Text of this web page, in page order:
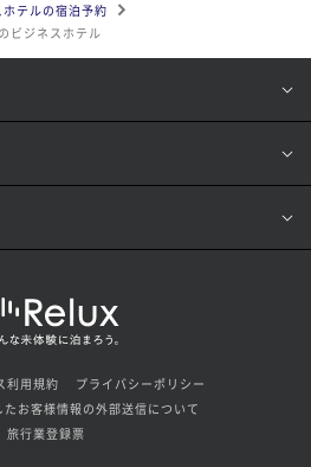
ホテルの宿泊予約
ビジネスホテル
利用規約
プライバシーポリシー
お客様情報の外部送信について
旅行業登録票